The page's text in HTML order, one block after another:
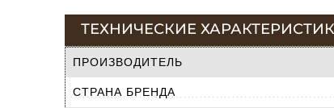
ТЕХНИЧЕСКИЕ ХАРАКТЕРИСТИКИ:
ПРОИЗВОДИТЕЛЬ
СТРАНА БРЕНДА